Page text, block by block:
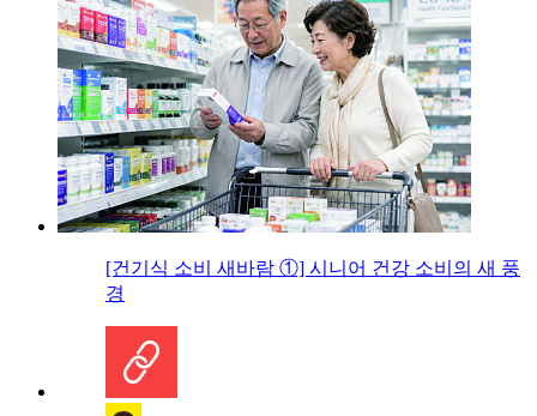
[건기식 소비 새바람 ①] 시니어 건강 소비의 새 풍
경